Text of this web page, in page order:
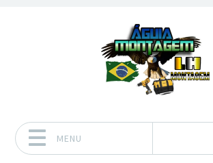
MENU